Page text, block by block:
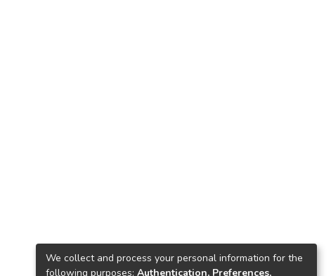
We collect and process your personal information for the
following purposes: Authentication, Preferences,